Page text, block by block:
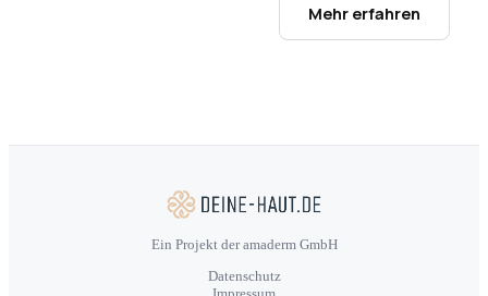
Mehr erfahren
Ein Projekt der amaderm GmbH
Datenschutz